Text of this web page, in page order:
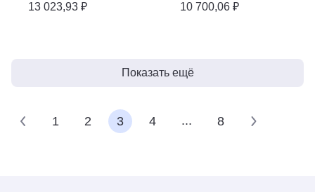
13 023,93 ₽ 10 700,06 ₽
Показать ещё
1 2 3 4 ... 8